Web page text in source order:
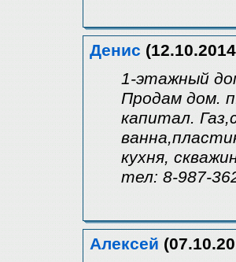
Денис
1-этажный
Продам дом.
капитал.
кухня,
тел: 8-987-
Алексей